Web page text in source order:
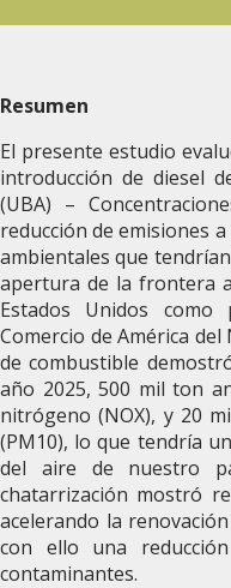
Resumen
El presente estudio
introducción de diesel
(UBA) –
reducción de emisiones
ambientales que
apertura de la frontera
Estados Unidos
Comercio de América
de combustible
año 2025, 500 mil ton
nitrógeno (NOX), y 20
(PM10), lo que tendría
del aire de nuestro
chatarrización mostró
acelerando la
con ello una
contaminantes.